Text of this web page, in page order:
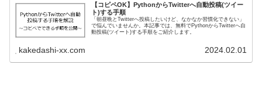
【コピペOK】PythonからTwitterへ自動投稿(ツイー
ト)する手順
「朝昼晩とTwitterへ投稿したいけど、なかなか習慣化できない」
で悩んでいませんか。本記事では、無料でPythonからTwitterへ自
動投稿(ツイート)する手順をご紹介します。
kakedashi-xx.com 2024.02.01